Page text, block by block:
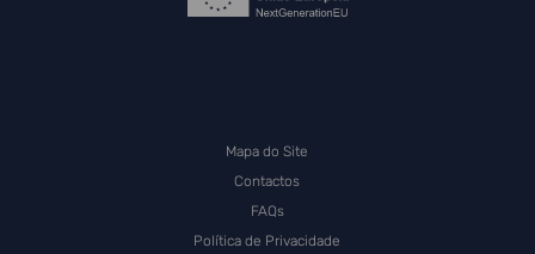
Mapa do Site
Contactos
FAQs
Política de Privacidade